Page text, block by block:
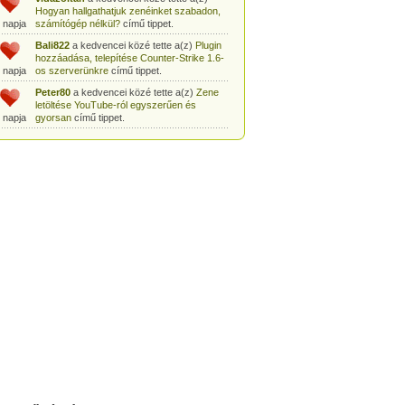
napja
Hogyan hallgathatjuk zenéinket szabadon,
számítógép nélkül?című tippet.
napja
Bali822a kedvencei közé tette a(z) Plugin
hozzáadása, telepítése Counter-Strike 1.6-
os szerverünkrecímű tippet.
napja
Peter80a kedvencei közé tette a(z) Zene
letöltése YouTube-ról egyszerűen és
gyorsancímű tippet.
Heni77a kedvencei közé tette a(z)Counter